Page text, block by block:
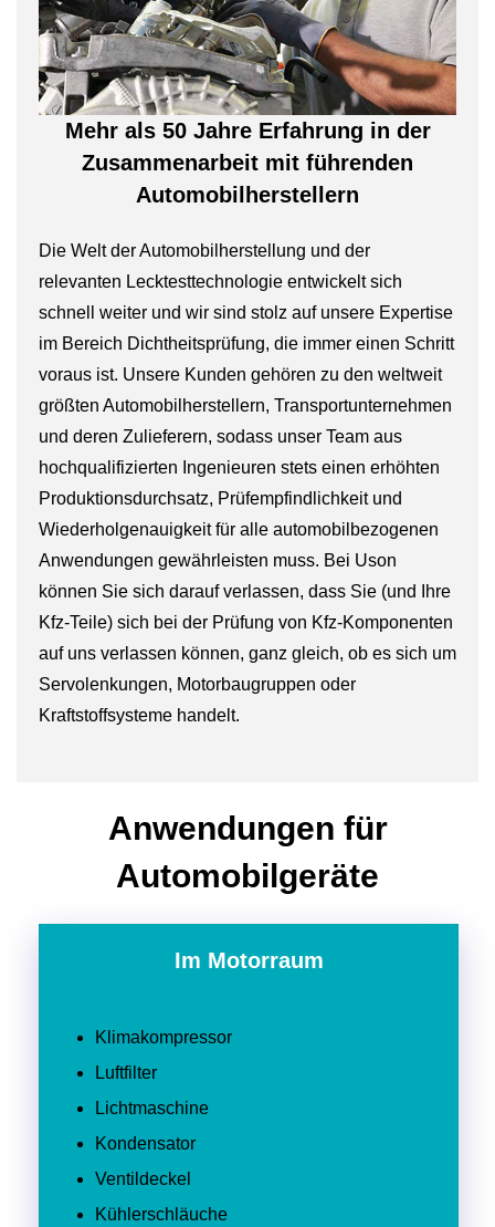
Mehr als 50 Jahre Erfahrung in der
Zusammenarbeit mit führenden
Automobilherstellern
Die Welt der Automobilherstellung und der
relevanten Lecktesttechnologie entwickelt sich
schnell weiter und wir sind stolz auf unsere Expertise
im Bereich Dichtheitsprüfung, die immer einen Schritt
voraus ist. Unsere Kunden gehören zu den weltweit
größten Automobilherstellern, Transportunternehmen
und deren Zulieferern, sodass unser Team aus
hochqualifizierten Ingenieuren stets einen erhöhten
Produktionsdurchsatz, Prüfempfindlichkeit und
Wiederholgenauigkeit für alle automobilbezogenen
Anwendungen gewährleisten muss. Bei Uson
können Sie sich darauf verlassen, dass Sie (und Ihre
Kfz-Teile) sich bei der Prüfung von Kfz-Komponenten
auf uns verlassen können, ganz gleich, ob es sich um
Servolenkungen, Motorbaugruppen oder
Kraftstoffsysteme handelt.
Anwendungen für
Automobilgeräte
Im Motorraum
Klimakompressor
Luftfilter
Lichtmaschine
Kondensator
Ventildeckel
Kühlerschläuche